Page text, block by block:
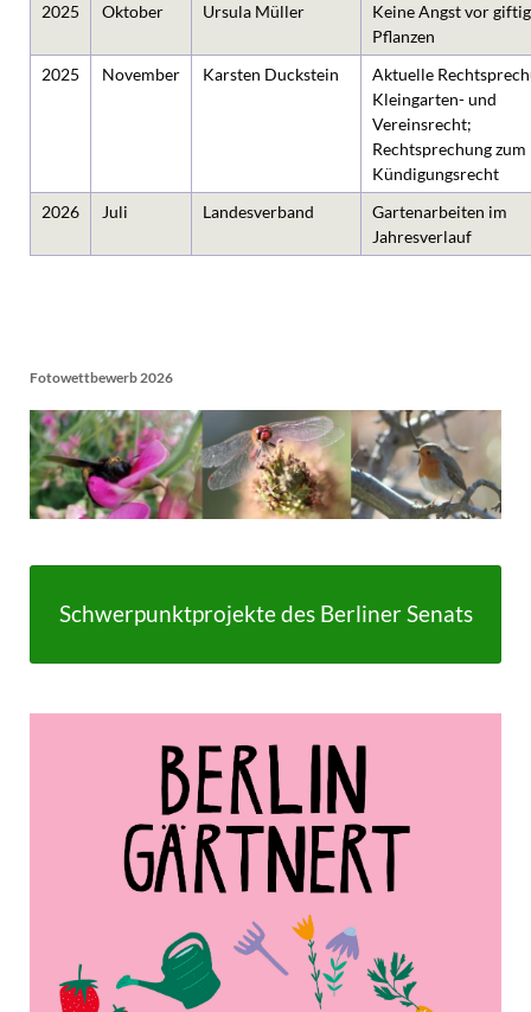
2025
Oktober Ursula Müller
Keine Angst vor
Pflanzen
2025
November Karsten Duckstein
Aktuelle
Kleingarten- und
Vereinsrecht;
Rechtsprechung zum
Kündigungsrecht
2026
Juli Landesverband
Gartenarbeiten im
Jahresverlauf
Fotowettbewerb 2026
Schwerpunktprojekte des Berliner Senats